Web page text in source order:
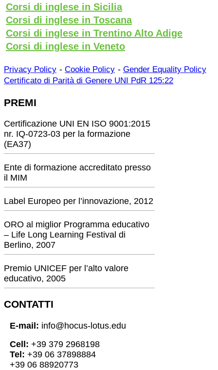
Corsi di inglese in Sicilia
Corsi di inglese in Toscana
Corsi di inglese in Trentino Alto Adige
Corsi di inglese in Veneto
Privacy Policy - Cookie Policy - Gender Equality Policy
Certificato di Parità di Genere UNI PdR 125:22
PREMI
Certificazione UNI EN ISO 9001:2015
nr. IQ-0723-03 per la formazione
(EA37)
Ente di formazione accreditato presso
il MIM
Label Europeo per l’innovazione, 2012
ORO al miglior Programma educativo
– Life Long Learning Festival di
Berlino, 2007
Premio UNICEF per l’alto valore
educativo, 2005
CONTATTI
E-mail: info@hocus-lotus.edu
Cell: +39 379 2968198
Tel: +39 06 37898884
+39 06 88920773